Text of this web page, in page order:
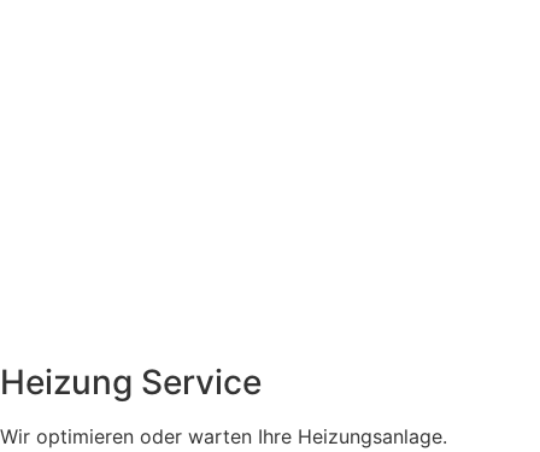
Heizung Service
Wir optimieren oder warten Ihre Heizungsanlage.